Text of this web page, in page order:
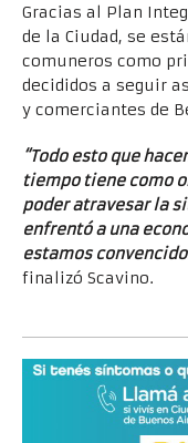
Gracias al Plan
de la Ciudad, se
comuneros como
decididos a seguir
y comerciantes de
“Todo esto que
tiempo tiene como
poder atravesar la
enfrentó a una
estamos
finalizó Scavino.